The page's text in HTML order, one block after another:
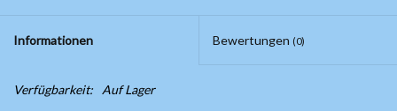
Informationen Bewertungen (0)
Verfügbarkeit: Auf Lager